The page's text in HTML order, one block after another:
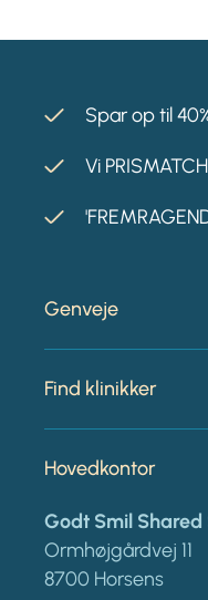
Spar op til
Vi
Genveje
Find klinikker
Hovedkontor
Godt Smil
Ormhøjgårdvej 11
8700 Horsens